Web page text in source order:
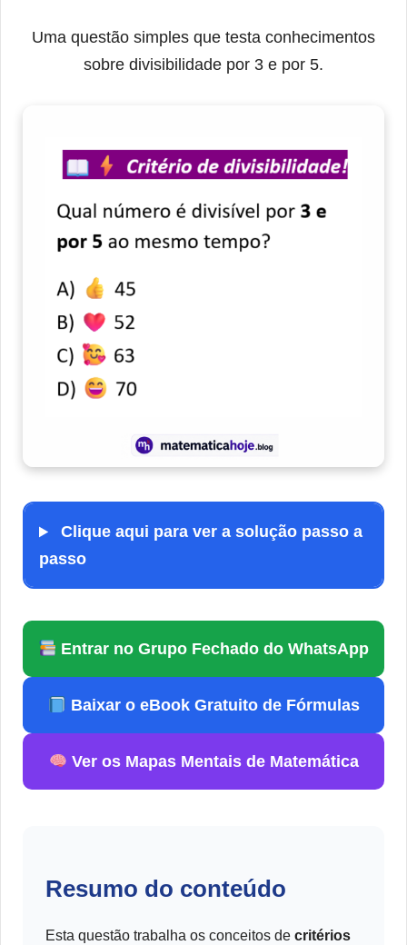
Uma questão simples que testa conhecimentos
sobre divisibilidade por 3 e por 5.
Clique aqui para ver a solução passo a
passo
Entrar no Grupo Fechado do WhatsApp
Baixar o eBook Gratuito de Fórmulas
Ver os Mapas Mentais de Matemática
Resumo do conteúdo
Esta questão trabalha os conceitos de critérios